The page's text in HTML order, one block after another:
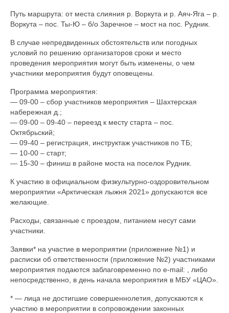
Путь маршрута: от места слияния р. Воркута и р. Аяч-Яга – р.
Воркута – пос. Ты-Ю – б/о Заречное – мост на пос. Рудник.
В случае непредвиденных обстоятельств или погодных
условий по решению организаторов сроки и место
проведения мероприятия могут быть изменены, о чем
участники мероприятия будут оповещены.
Программа мероприятия:
— 09-00 – сбор участников мероприятия – Шахтерская
набережная д.;
— 09-00 – 09-40 – переезд к месту старта – пос.
Октябрьский;
— 09-40 – регистрация, инструктаж участников по ТБ;
— 10-00 – старт;
— 15-30 – финиш в районе моста на поселок Рудник.
К участию в официальном физкультурно-оздоровительном
мероприятии «Арктическая лыжня 2021» допускаются все
желающие.
Расходы, связанные с проездом, питанием несут сами
участники.
Заявки* на участие в мероприятии (приложение №1) и
расписки об ответственности (приложение №2) участниками
мероприятия подаются заблаговременно по e-mail: , либо
непосредственно, в день начала мероприятия в МБУ «ЦАО».
* — лица не достигшие совершеннолетия, допускаются к
участию в мероприятии в сопровождении законных